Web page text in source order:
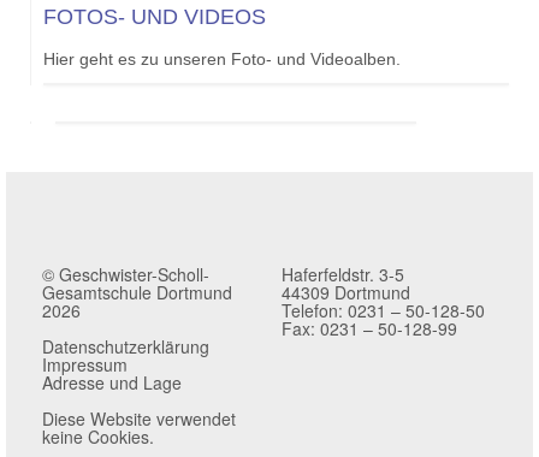
FOTOS- UND VIDEOS
Hier geht es zu unseren Foto- und Videoalben.
© Geschwister-Scholl-
Gesamtschule Dortmund
2026
Datenschutzerklärung
Impressum
Adresse und Lage
Diese Website verwendet
keine Cookies.
Haferfeldstr. 3-5
44309 Dortmund
Telefon: 0231 – 50-128-50
Fax: 0231 – 50-128-99